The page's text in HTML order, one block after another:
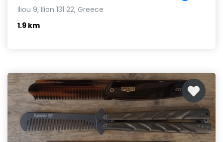
Iliou 9, Ilion 131 22, Greece
1.9 km